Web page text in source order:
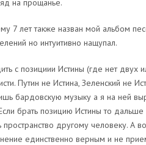
на прощанье.
7 лет также назван мой альбом
но интуитивно нащупал.
с позициии Истины (где нет
Путин не Истина, Зеленский не
бардовскую музыку а я на ней
брать позицию Истины то
другому человеку. А
единственно верным и не